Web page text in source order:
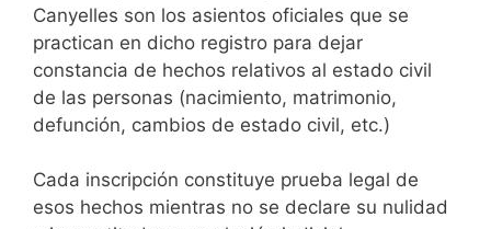
Canyelles son los asientos oficiales que se
practican en dicho registro para dejar
constancia de hechos relativos al estado civil
de las personas (nacimiento, matrimonio,
defunción, cambios de estado civil, etc.)
Cada inscripción constituye prueba legal de
esos hechos mientras no se declare su nulidad